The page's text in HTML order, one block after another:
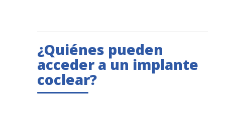
¿Quiénes pueden
acceder a un implante
coclear?